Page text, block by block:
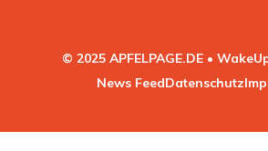
© 2025 APFELPAGE.DE •
News FeedDatenschutz